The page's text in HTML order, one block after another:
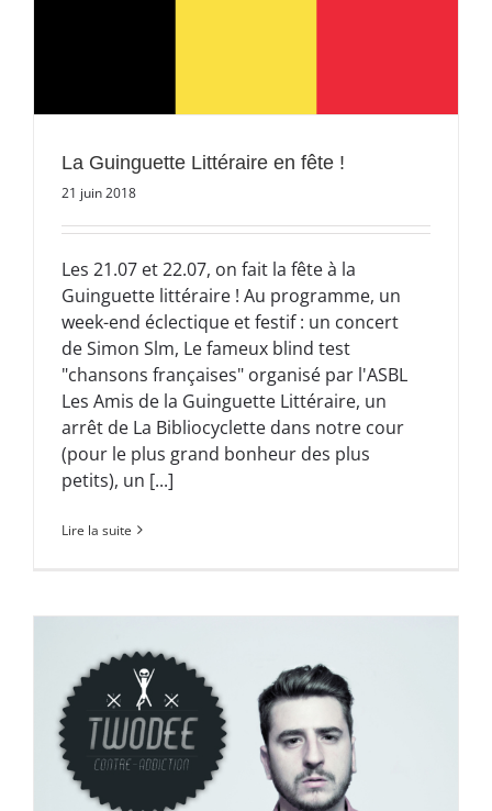
La Guinguette Littéraire en fête !
21 juin 2018
Les 21.07 et 22.07, on fait la fête à la
Guinguette littéraire ! Au programme, un
week-end éclectique et festif : un concert
de Simon Slm, Le fameux blind test
"chansons françaises" organisé par l'ASBL
Les Amis de la Guinguette Littéraire, un
arrêt de La Bibliocyclette dans notre cour
(pour le plus grand bonheur des plus
petits), un [...]
Lire la suite